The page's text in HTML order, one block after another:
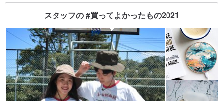
スタッフの #買ってよかったもの2021